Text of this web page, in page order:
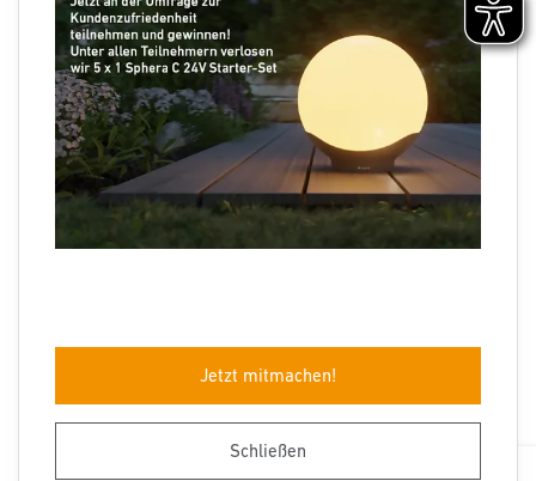
Schließen
Jetzt mitmachen!
Folgen Sie uns
Sprachauswahl
Herstellergarantie
Entsorgungshinweise